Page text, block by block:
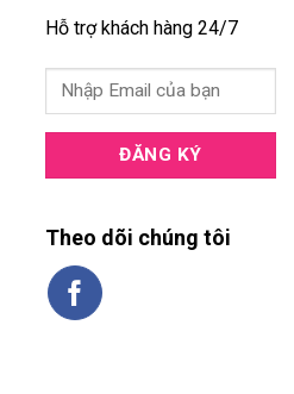
Hỗ trợ khách hàng 24/7
Theo dõi chúng tôi